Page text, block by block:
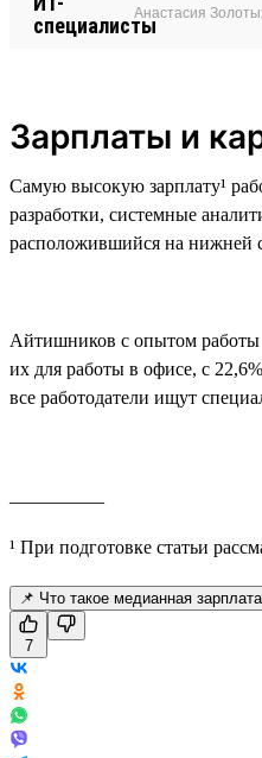
Анастасия
Зарплаты и
Самую высокую зарплату¹
разработки, системные
расположившийся на нижней
Айтишников с опытом работы
их для работы в офисе, с
все работодатели ищут
¹ При подготовке статьи
📌 Что такое медианная зарплата
7